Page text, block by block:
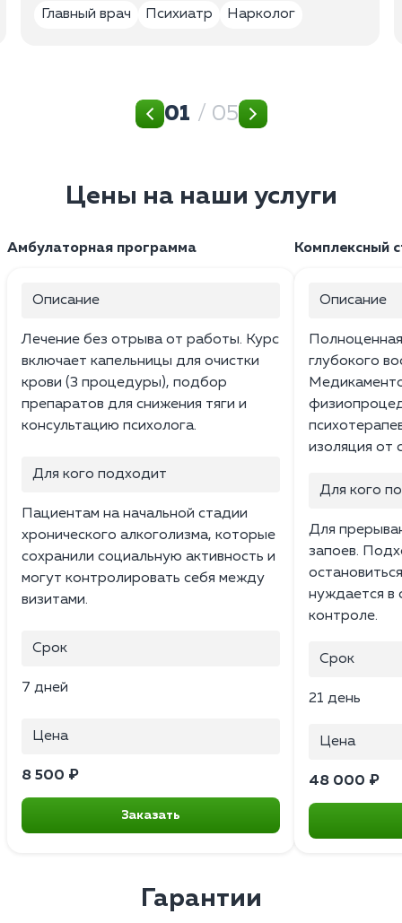
Главный врач
Психиатр Нарколог
01 / 05
Цены на наши услуги
Амбулаторная программа
Описание
Лечение без отрыва от работы. Курс
включает капельницы для очистки
крови (3 процедуры), подбор
препаратов для снижения тяги и
консультацию психолога.
Для кого подходит
Пациентам на начальной стадии
хронического алкоголизма, которые
сохранили социальную активность и
могут контролировать себя между
визитами.
Срок
7 дней
Цена
8 500 ₽
Заказать
Комплексный
Описание
глубокого
изоляция от
Для кого
Для
запоев.
нуждается в
контроле.
Срок
21 день
Цена
48 000 ₽
Гарантии